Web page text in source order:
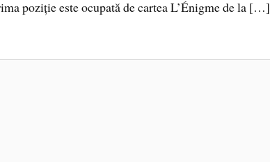
poziție este ocupată de cartea L’Énigme de la […]